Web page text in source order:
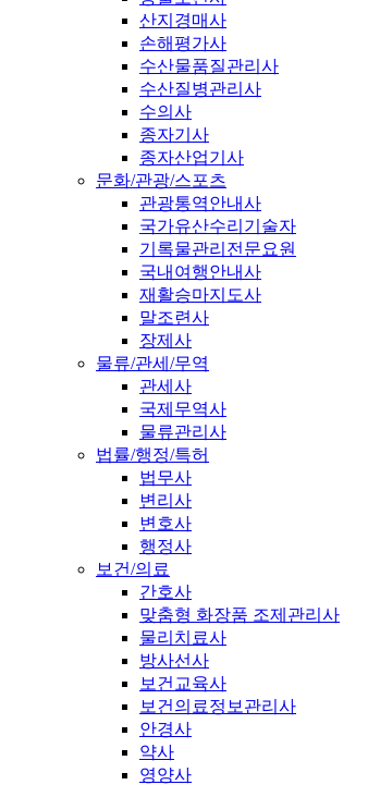
산지경매사
손해평가사
수산물품질관리사
수산질병관리사
수의사
종자기사
종자산업기사
문화/관광/스포츠
관광통역안내사
국가유산수리기술자
기록물관리전문요원
국내여행안내사
재활승마지도사
말조련사
장제사
물류/관세/무역
관세사
국제무역사
물류관리사
법률/행정/특허
법무사
변리사
변호사
행정사
보건/의료
간호사
맞춤형 화장품 조제관리사
물리치료사
방사선사
보건교육사
보건의료정보관리사
안경사
약사
영양사